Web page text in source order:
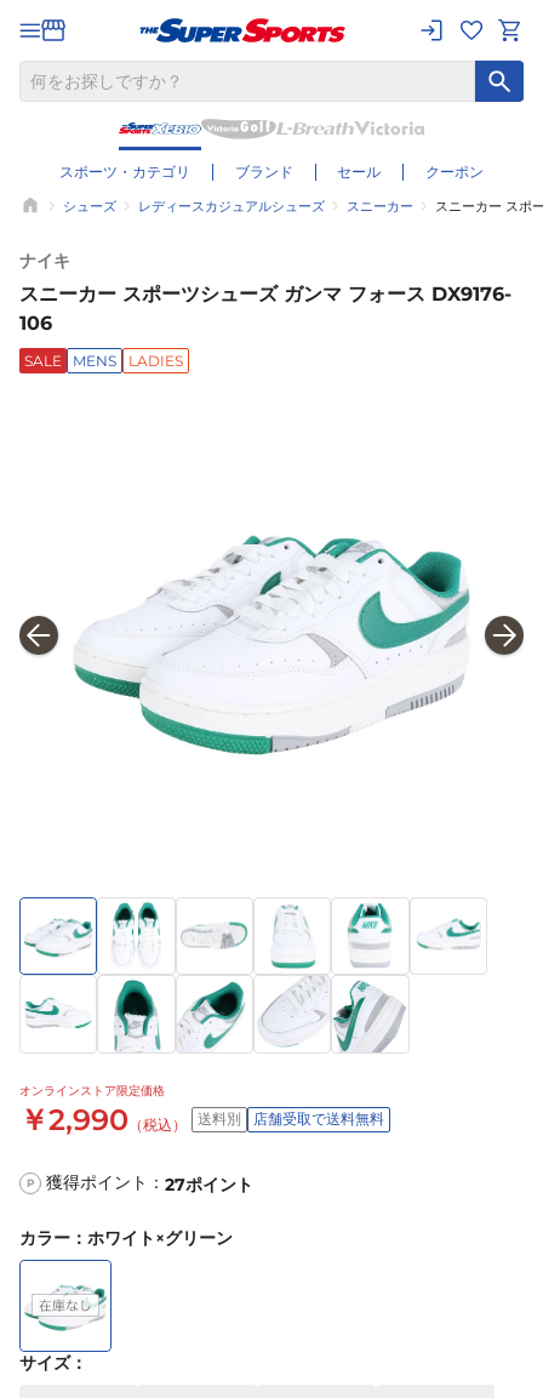
スポーツ・カテゴリ ブランド セール クーポン
シューズ レディースカジュアルシューズ スニーカー スニーカー スポ
ナイキ
スニーカー スポーツシューズ ガンマ フォース DX9176-
106
SALE MENS LADIES
オンラインストア限定価格
￥2,990 （税込） 送料別 店舗受取で送料無料
P 獲得ポイント： 27ポイント
カラー ： ホワイト×グリーン
サイズ：